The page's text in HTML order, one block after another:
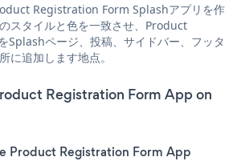
Registration Form Splashアプリを作
スタイルと色を一致させ、Product
ページ、投稿、サイドバー、フッタ
に追加します地点。
Registration Form App on
Product Registration Form App